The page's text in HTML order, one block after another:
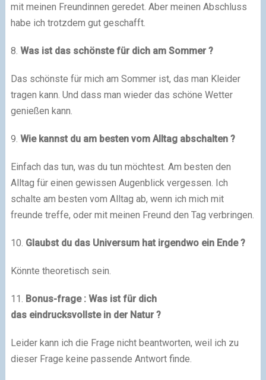
mit meinen Freundinnen geredet. Aber meinen Abschluss
habe ich trotzdem gut geschafft.
8. Was ist das schönste für dich am Sommer ?
Das schönste für mich am Sommer ist, das man Kleider
tragen kann. Und dass man wieder das schöne Wetter
genießen kann
9. Wie kannst du am besten vom Alltag abschalten ?
Einfach das tun, was du tun möchtest. Am besten den
Alltag für einen gewissen Augenblick vergessen. Ich
schalte am besten vom Alltag ab, wenn ich mich mit
freunde treffe, oder mit meinen Freund den Tag verbringen
10. Glaubst du das Universum hat irgendwo ein Ende ?
Könnte theoretisch sein
11. Bonus-frage : Was ist für dich
das eindrucksvollste in der Natur ?
Leider kann ich die Frage nicht beantworten, weil ich zu
dieser Frage keine passende Antwort finde